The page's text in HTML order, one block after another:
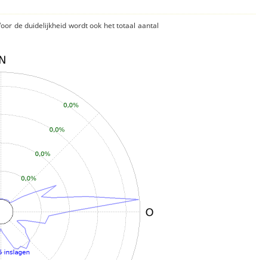
de duidelijkheid wordt ook het totaal aantal